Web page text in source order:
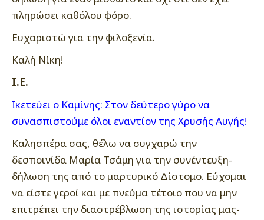
πληρώσει καθόλου φόρο.
Ευχαριστώ για την φιλοξενία.
Καλή Νίκη!
Ι.Ε.
Ικετεύει ο Καμίνης: Στον δεύτερο γύρο να
συνασπιστούμε όλοι εναντίον της Χρυσής Αυγής!
Καλησπέρα σας, θέλω να συγχαρώ την
δεσποινίδα Μαρία Τσάμη για την συνέντευξη-
δήλωση της από το μαρτυρικό Δίστομο. Εύχομαι
να είστε γεροί και με πνεύμα τέτοιο που να μην
επιτρέπει την διαστρέβλωση της ιστορίας μας-